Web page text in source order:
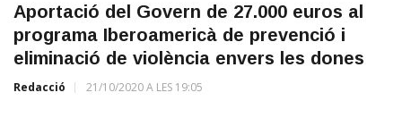
Aportació del Govern de 27.000 euros al
programa Iberoamericà de prevenció i
eliminació de violència envers les dones
Redacció 21/10/2020 A LES 19:05